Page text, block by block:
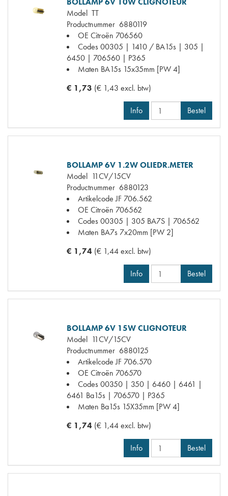
Model TT
Productnummer 6880119
OE Citroën 706560
Codes00305 | 1410 / BA15s | 305 |
6450 | 706560 | P365
Maten BA15s 15x35mm [PW 4]
€ 1,73 (€ 1,43 excl. btw)
Info Bestel
BOLLAMP 6V 1.2W OLIEDR.METER
Model 11CV/15CV
Productnummer 6880123
Artikelcode JF 706.562
OE Citroën 706562
Codes00305 | 305 BA7S | 706562
Maten BA7s 7x20mm [PW 2]
€ 1,74 (€ 1,44 excl. btw)
Info Bestel
BOLLAMP 6V 15W CLIGNOTEUR
Model 11CV/15CV
Productnummer 6880125
Artikelcode JF 706.570
OE Citroën 706570
Codes00350 | 350 | 6460 | 6461 |
6461 Ba15s | 706570 | P365
Maten Ba15s 15X35mm [PW 4]
€ 1,74 (€ 1,44 excl. btw)
Info Bestel